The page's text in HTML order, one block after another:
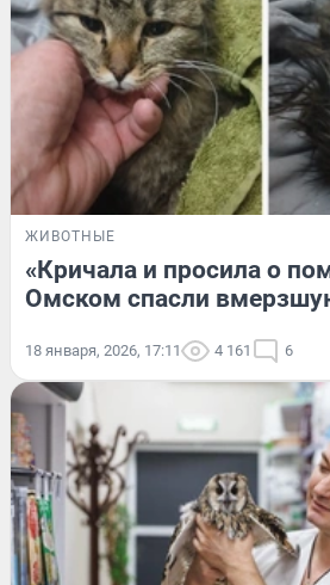
ЖИВОТНЫЕ
«Кричала и просила о
Омском спасли
18 января, 2026, 17:11 4 161 6